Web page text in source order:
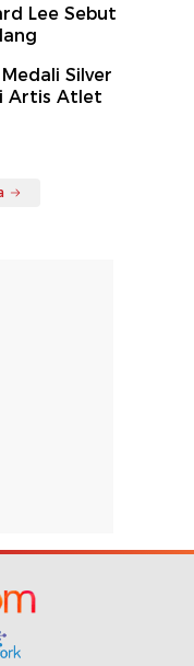
Lee Sebut
Silver
Artis Atlet